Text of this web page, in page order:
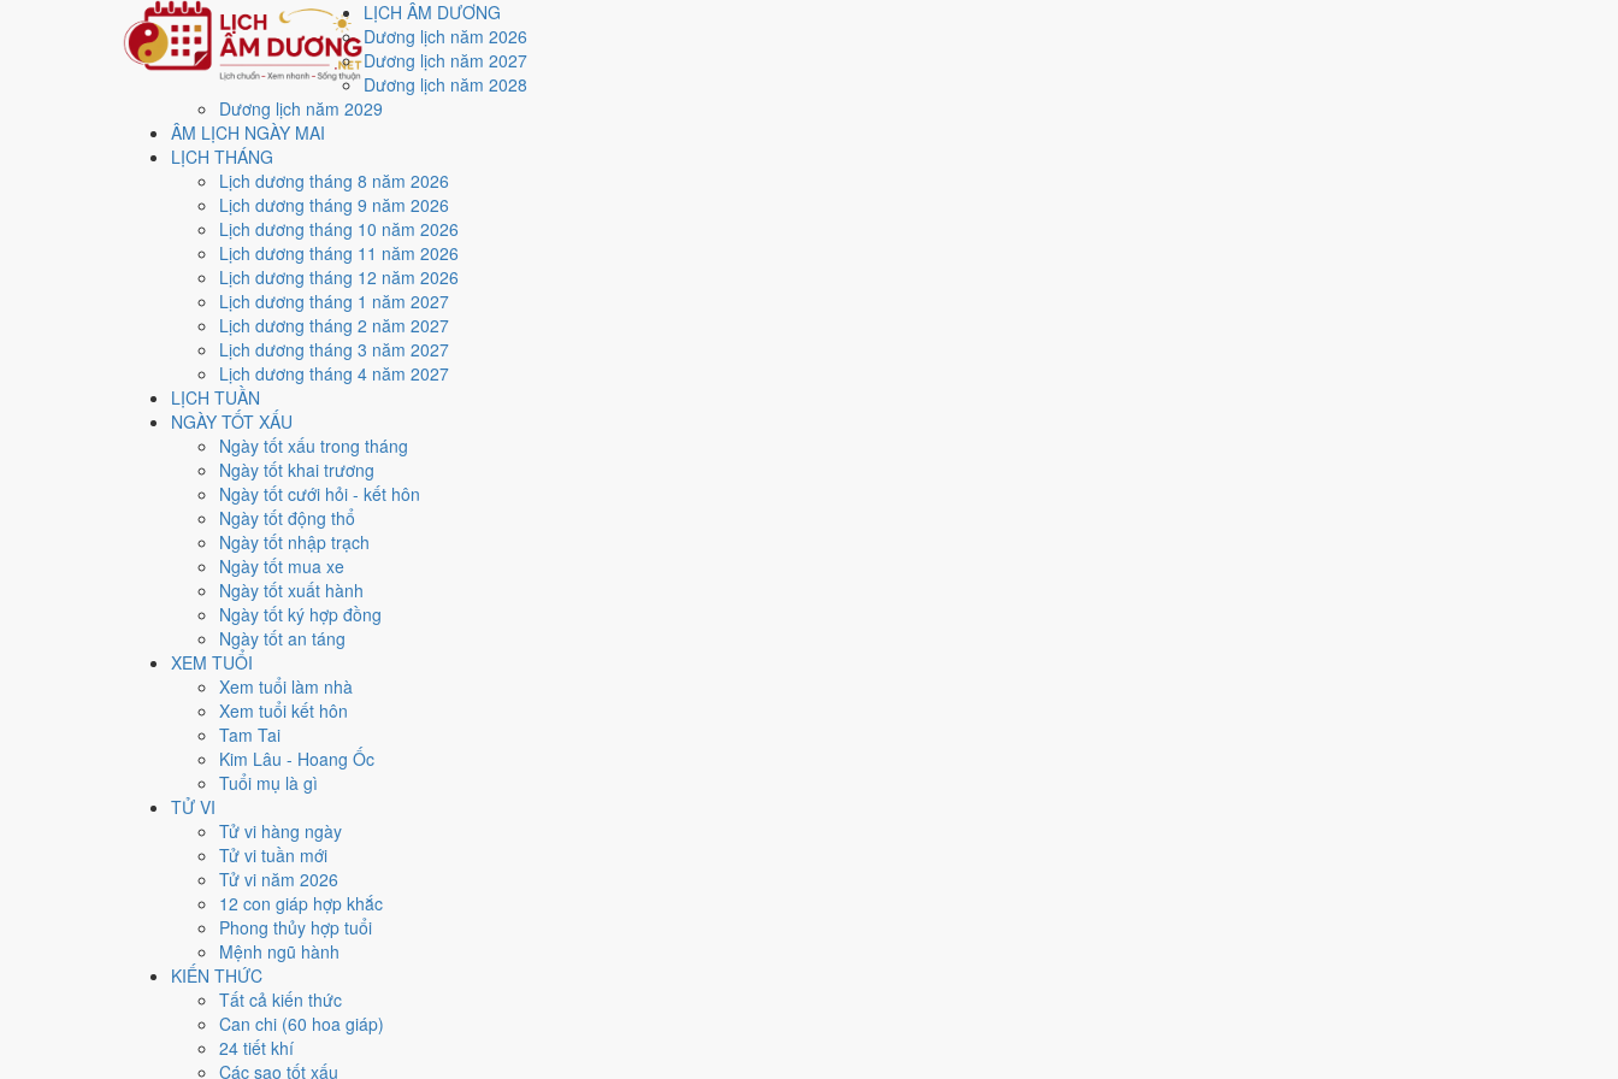
LỊCH ÂM DƯƠNG
Dương lịch năm 2026
Dương lịch năm 2027
Dương lịch năm 2028
Dương lịch năm 2029
ÂM LỊCH NGÀY MAI
LỊCH THÁNG
Lịch dương tháng 8 năm 2026
Lịch dương tháng 9 năm 2026
Lịch dương tháng 10 năm 2026
Lịch dương tháng 11 năm 2026
Lịch dương tháng 12 năm 2026
Lịch dương tháng 1 năm 2027
Lịch dương tháng 2 năm 2027
Lịch dương tháng 3 năm 2027
Lịch dương tháng 4 năm 2027
LỊCH TUẦN
NGÀY TỐT XẤU
Ngày tốt xấu trong tháng
Ngày tốt khai trương
Ngày tốt cưới hỏi - kết hôn
Ngày tốt động thổ
Ngày tốt nhập trạch
Ngày tốt mua xe
Ngày tốt xuất hành
Ngày tốt ký hợp đồng
Ngày tốt an táng
XEM TUỔI
Xem tuổi làm nhà
Xem tuổi kết hôn
Tam Tai
Kim Lâu - Hoang Ốc
Tuổi mụ là gì
TỬ VI
Tử vi hàng ngày
Tử vi tuần mới
Tử vi năm 2026
12 con giáp hợp khắc
Phong thủy hợp tuổi
Mệnh ngũ hành
KIẾN THỨC
Tất cả kiến thức
Can chi (60 hoa giáp)
24 tiết khí
Các sao tốt xấu
Trang chủ
Lịch năm 2023
Tháng 3/2023
Ngày 16/3/2023 (Quý Dậu)
Xem ngày16/3/2023
Ngày 16/3/2023 dương lịch (Thứ Năm) là ngày 25/2/2023 âm lịch
với điểm trung bình 3.0/10 cho các việc quan trọng. Giờ Hoàng Đạo trong ngày:
Ngày Dương
Thứ Năm
Tháng 3 năm 2023
Tháng 2 âm năm 2023
Quý Dậu
Ngày Quý Dậu có Trực
hẳn cưới hỏi, khai trương, động thổ.
Sửu, Tỵ, Thìnhợp ngày; tuổi
Ngày 16/3/2023 tốt hay xấu cho việc gì?
Ngày 16/3/2023 đạt3.0/10
sự) nhưng gặp Sao Ngọc Đường hoàng đạo nên điểm từng việc chênh nhau như bảng dưới.
Cưới hỏi - đính hôn
Xấu